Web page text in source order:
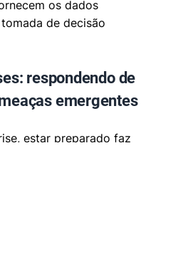
os dados
de decisão
respondendo de
emergentes
estar preparado faz